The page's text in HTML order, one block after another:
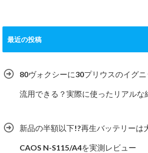
最近の投稿
80ヴォクシーに30プリウスのイグ
流用できる？実際に使ったリアルな
新品の半額以下!?再生バッテリーは
CAOS N-S115/A4を実測レビュー